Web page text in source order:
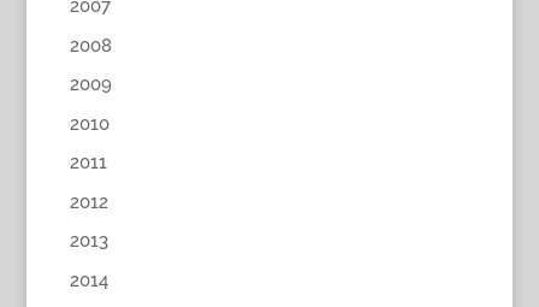
2007
2008
2009
2010
2011
2012
2013
2014